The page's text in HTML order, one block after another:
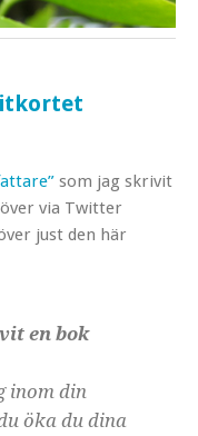
som jag skrivit
via Twitter
just den här
en bok
inom din
öka du dina